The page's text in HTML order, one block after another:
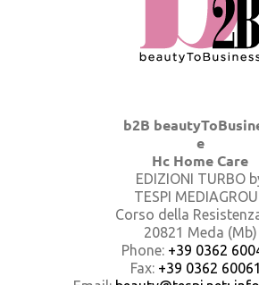
b2B
e
Hc Home Care
EDIZIONI TURBO
TESPI
Corso della
20821 Meda (Mb)
Phone: +39 0362
Fax: +39 0362